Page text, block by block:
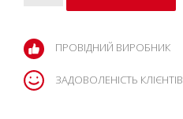
ПРОВІДНИЙ ВИРОБНИК
ЗАДОВОЛЕНІСТЬ КЛІЄНТІВ